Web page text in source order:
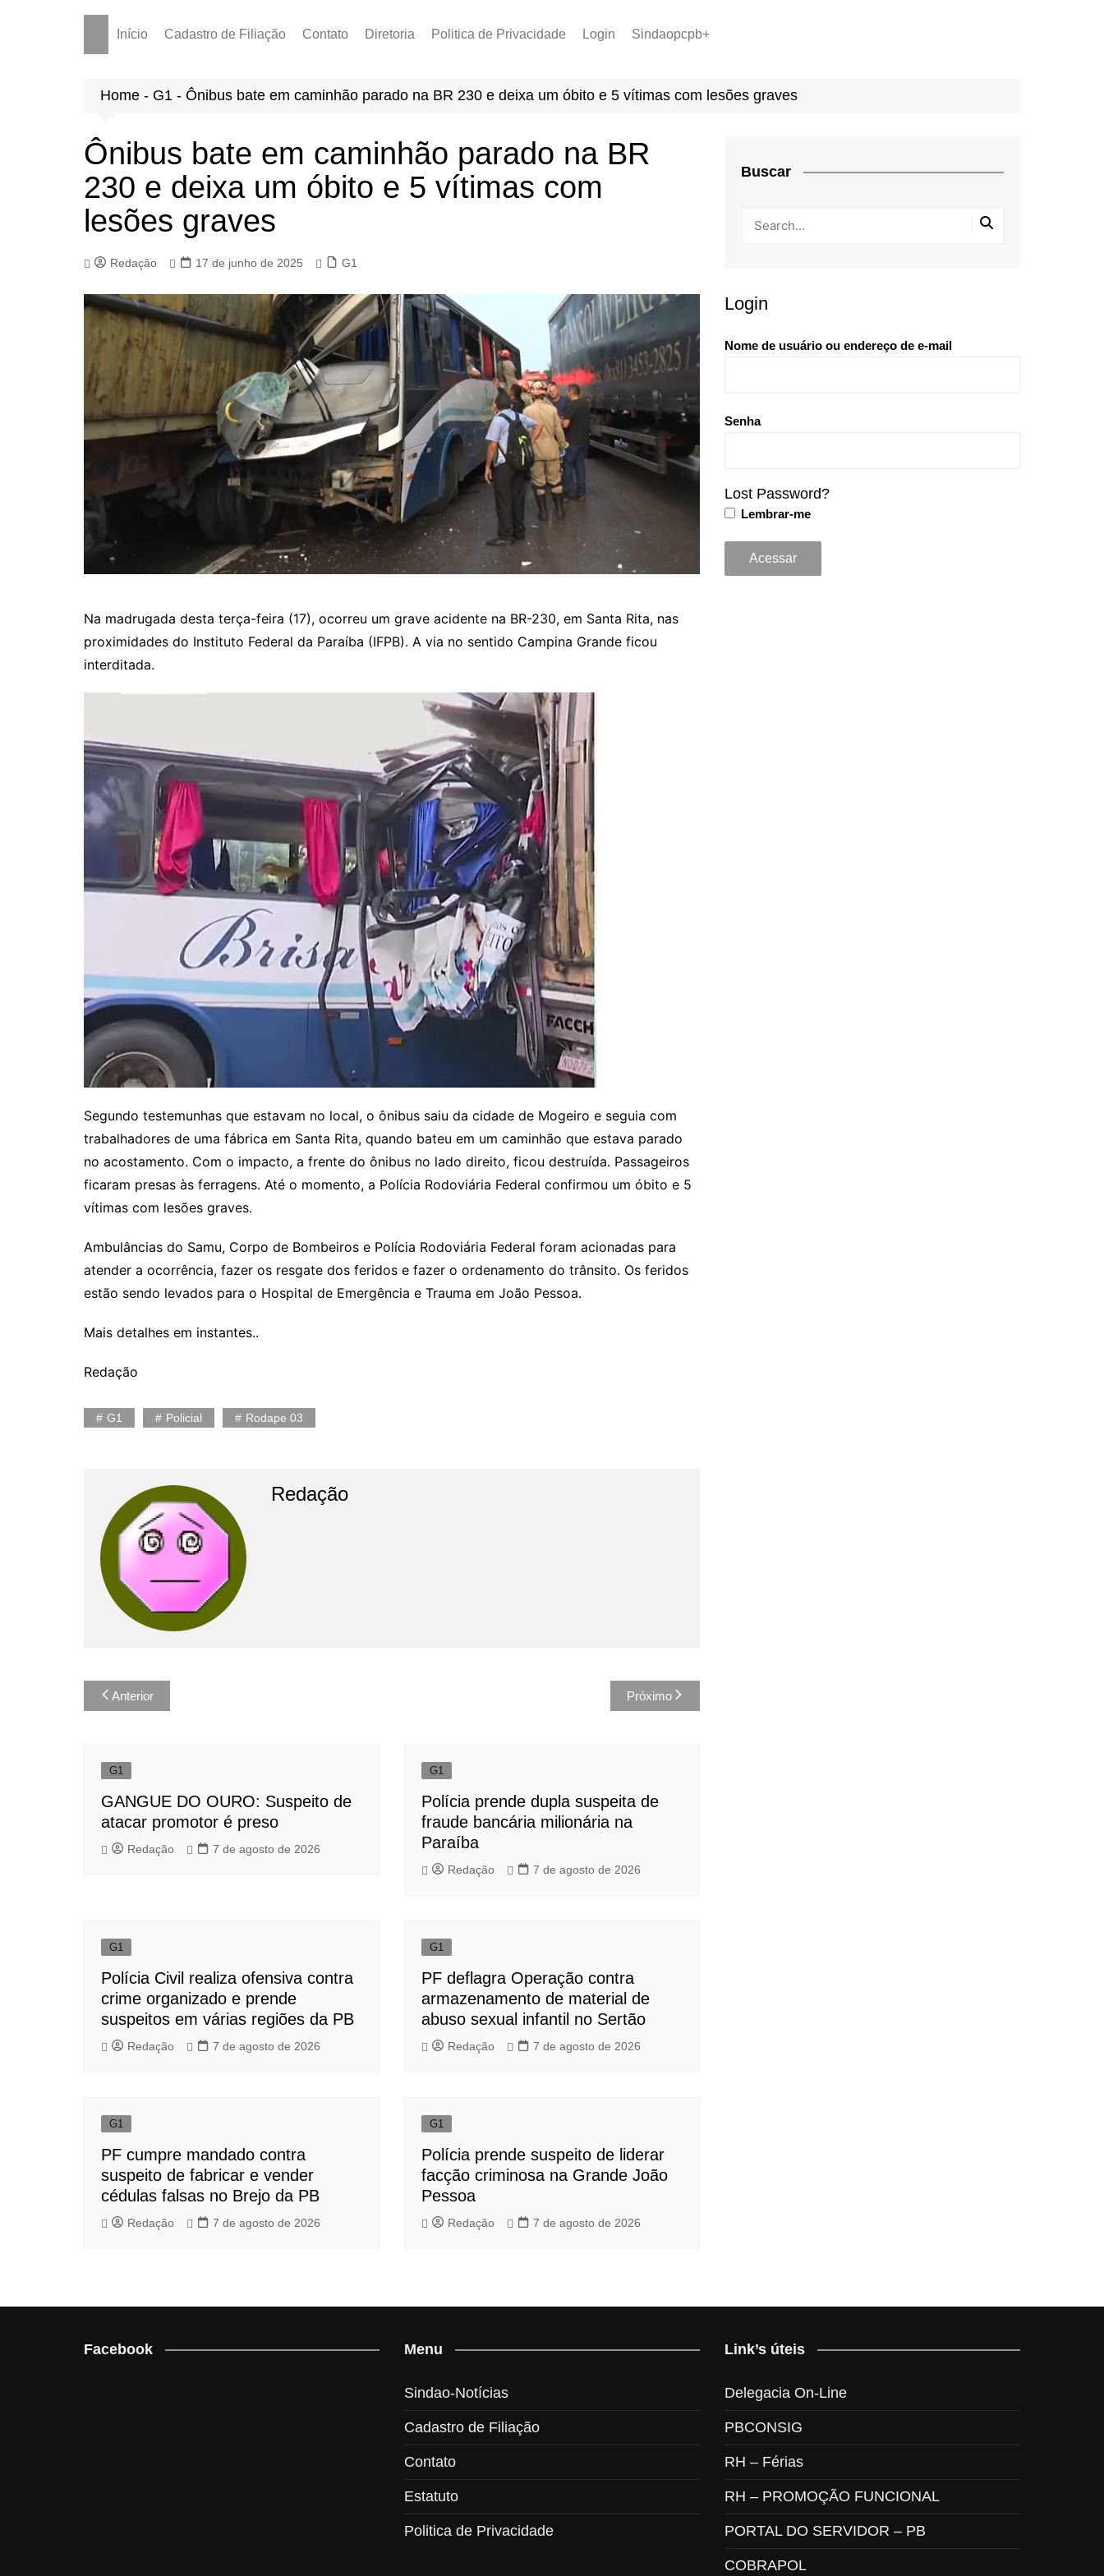
Início Cadastro de Filiação Contato Diretoria
PCCR 2022
Tabela de Venc. 2025
Politica de Privacidade Login Sindaopcpb+
Home - G1 - Ônibus bate em caminhão parado na BR 230 e deixa um óbito e 5 vítimas com lesões graves
Ônibus bate em caminhão parado na BR
230 e deixa um óbito e 5 vítimas com
lesões graves
Redação 17 de junho de 2025 G1
Na madrugada desta terça-feira (17), ocorreu um grave acidente na BR-230, em Santa Rita, nas
proximidades do Instituto Federal da Paraíba (IFPB). A via no sentido Campina Grande ficou
interditada.
Segundo testemunhas que estavam no local, o ônibus saiu da cidade de Mogeiro e seguia com
trabalhadores de uma fábrica em Santa Rita, quando bateu em um caminhão que estava parado
no acostamento. Com o impacto, a frente do ônibus no lado direito, ficou destruída. Passageiros
ficaram presas às ferragens. Até o momento, a Polícia Rodoviária Federal confirmou um óbito e 5
vítimas com lesões graves.
Ambulâncias do Samu, Corpo de Bombeiros e Polícia Rodoviária Federal foram acionadas para
atender a ocorrência, fazer os resgate dos feridos e fazer o ordenamento do trânsito. Os feridos
estão sendo levados para o Hospital de Emergência e Trauma em João Pessoa.
Mais detalhes em instantes..
Redação
G1 Policial Rodape 03
Redação
Navegação
de
Anterior Próximo
G1
GANGUE DO OURO: Suspeito de
atacar promotor é preso
Redação 7 de agosto de 2026
G1
Polícia prende dupla suspeita de
fraude bancária milionária na
Paraíba
Redação 7 de agosto de 2026
G1
Polícia Civil realiza ofensiva contra
crime organizado e prende
suspeitos em várias regiões da PB
Redação 7 de agosto de 2026
G1
PF deflagra Operação contra
armazenamento de material de
abuso sexual infantil no Sertão
Redação 7 de agosto de 2026
G1
PF cumpre mandado contra
suspeito de fabricar e vender
cédulas falsas no Brejo da PB
Redação 7 de agosto de 2026
G1
Polícia prende suspeito de liderar
facção criminosa na Grande João
Pessoa
Redação 7 de agosto de 2026
Buscar
Login
Nome de usuário ou endereço de e-mail
Senha
Lost Password?
Lembrar-me
Facebook Menu
Sindao-Notícias
Cadastro de Filiação
Contato
Estatuto
Politica de Privacidade
Link’s úteis
Delegacia On-Line
PBCONSIG
RH – Férias
RH – PROMOÇÃO FUNCIONAL
PORTAL DO SERVIDOR – PB
COBRAPOL